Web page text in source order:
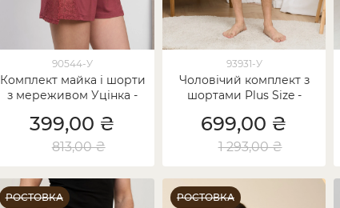
90544-У
Комплект майка і шорти
з мереживом Уцінка -
399,00 ₴
813,00 ₴
93931-У
Чоловічий комплект з
шортами Plus Size -
699,00 ₴
1 293,00 ₴
РОСТОВКА РОСТОВКА